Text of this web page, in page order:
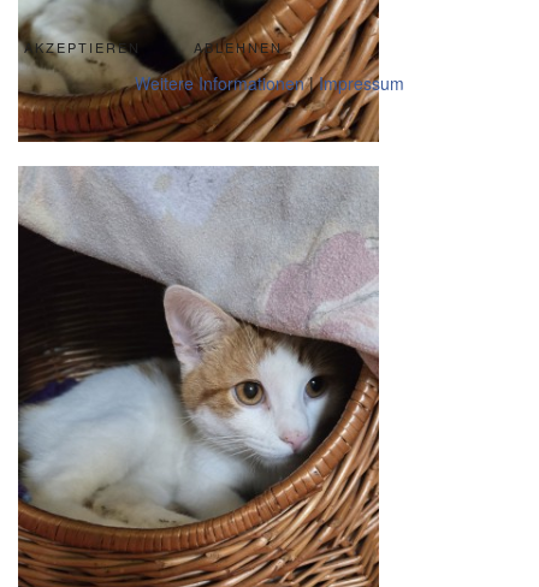
AKZEPTIEREN ABLEHNEN
Weitere Informationen|Impressum